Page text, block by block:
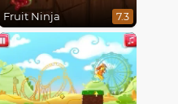
Fruit Ninja 7.3